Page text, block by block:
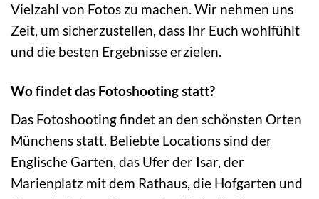
Vielzahl von Fotos zu machen. Wir nehmen uns
Zeit, um sicherzustellen, dass Ihr Euch wohlfühlt
und die besten Ergebnisse erzielen.
Wo findet das Fotoshooting statt?
Das Fotoshooting findet an den schönsten Orten
Münchens statt. Beliebte Locations sind der
Englische Garten, das Ufer der Isar, der
Marienplatz mit dem Rathaus, die Hofgarten und